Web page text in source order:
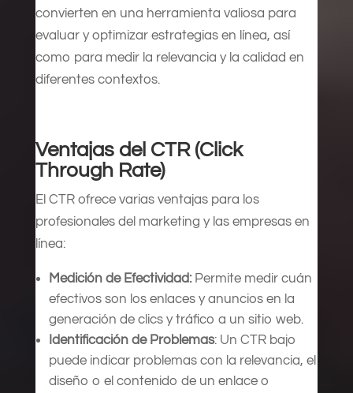
convierten en una herramienta valiosa para
evaluar y optimizar estrategias en línea, así
como para medir la relevancia y la calidad en
diferentes contextos.
Ventajas del CTR (Click
Through Rate)
El CTR ofrece varias ventajas para los
profesionales del marketing y las empresas en
línea:
Medición de Efectividad:Permite medir cuán
efectivos son los enlaces y anuncios en la
generación de clics y tráfico a un sitio web.
Identificación de Problemas: Un CTR bajo
puede indicar problemas con la relevancia, el
diseño o el contenido de un enlace o